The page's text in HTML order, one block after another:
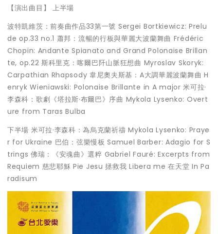
【演出曲目】 上半場
波特凱維茨：前奏曲作品33第一號 Sergei Bortkiewicz: Prelu
de op.33 no.1 蕭邦：流暢的行板與華麗大波蘭舞曲 Frédéric
Chopin: Andante Spianato and Grand Polonaise Brillan
te, op.22 斯科里克：喀爾巴阡山脈狂想曲 Myroslav Skoryk:
Carpathian Rhapsody 韋尼奧夫斯基：A大調華麗波蘭舞曲 H
enryk Wieniawski: Polonaise Brillante in A major 米可拉·
李森科：歌劇《塔拉斯·布爾巴》序曲 Mykola Lysenko: Overt
ure from Taras Bulba
下半場 米可拉·李森科：為烏克蘭祈禱 Mykola Lysenko: Praye
r for Ukraine 巴伯：弦樂慢板 Samuel Barber: Adagio for S
trings 佛瑞：《安魂曲》選粹 Gabriel Fauré: Excerpts from
Requiem 慈悲耶穌 Pie Jesu 拯救我 Libera me 在天堂 In Pa
radisum